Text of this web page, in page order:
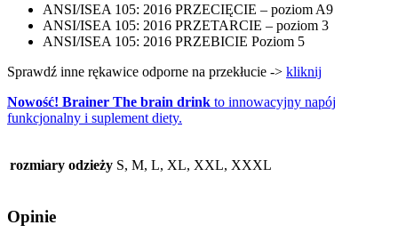
ANSI/ISEA 105: 2016 PRZECIĘCIE – poziom A9
ANSI/ISEA 105: 2016 PRZETARCIE – poziom 3
ANSI/ISEA 105: 2016 PRZEBICIE Poziom 5
Sprawdź inne rękawice odporne na przekłucie -> kliknij
Nowość! Brainer The brain drink to innowacyjny napój
funkcjonalny i suplement diety.
rozmiary odzieży S, M, L, XL, XXL, XXXL
Opinie